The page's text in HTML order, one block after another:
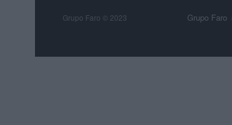
Grupo Faro
Grupo Faro © 2023